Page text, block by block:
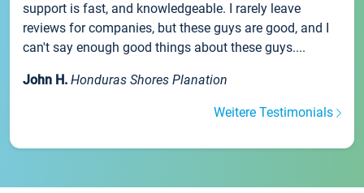
support is fast, and knowledgeable. I rarely leave
reviews for companies, but these guys are good, and I
can't say enough good things about these guys....
John H. Honduras Shores Planation
Weitere Testimonials